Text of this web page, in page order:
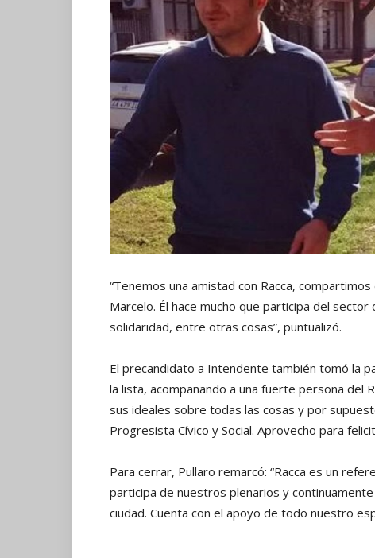
“Tenemos una amistad con Racca,
Marcelo. Él hace mucho que participa del
solidaridad, entre otras cosas”, puntualizó.
El precandidato a Intendente también tomó la
la lista, acompañando a una fuerte persona del
sus ideales sobre todas las cosas y por
Progresista Cívico y Social. Aprovecho para
Para cerrar, Pullaro remarcó: “Racca es un
participa de nuestros plenarios y
ciudad. Cuenta con el apoyo de todo nuestro